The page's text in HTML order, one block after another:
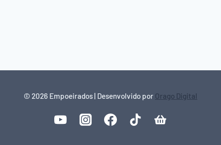
© 2026 Empoeirados | Desenvolvido por Orago Digital